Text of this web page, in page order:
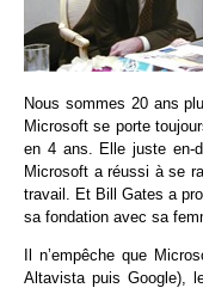
Nous sommes 20 ans
Microsoft se porte
en 4 ans. Elle juste en-
Microsoft a réussi à se
travail. Et Bill Gates a
sa fondation avec sa
Il n’empêche que
Altavista puis Google),